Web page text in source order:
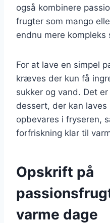
også kombinere
frugter som mango
endnu mere kompleks
For at lave en simpel
kræves der kun få
sukker og vand. Det
dessert, der kan laves
opbevares i fryseren,
forfriskning klar til
Opskrift på
varme dage